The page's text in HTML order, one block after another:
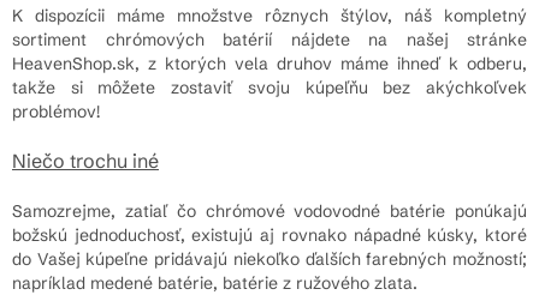
K dispozícii máme množstve rôznych štýlov, náš kompletný
sortiment chrómových batérií nájdete na našej stránke
HeavenShop.sk, z ktorých vela druhov máme ihneď k odberu,
takže si môžete zostaviť svoju kúpeľňu bez akýchkoľvek
problémov!
Niečo trochu iné
Samozrejme, zatiaľ čo chrómové vodovodné batérie ponúkajú
božskú jednoduchosť, existujú aj rovnako nápadné kúsky, ktoré
do Vašej kúpeľne pridávajú niekoľko ďalších farebných možností;
napríklad medené batérie, batérie z ružového zlata.